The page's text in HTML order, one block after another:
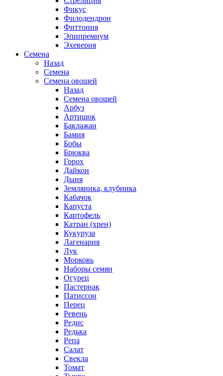
Фикус
Филодендрон
Фиттония
Эпипремнум
Эхеверия
Семена
Назад
Семена
Семена овощей
Назад
Семена овощей
Арбуз
Артишок
Баклажан
Бамия
Бобы
Брюква
Горох
Дайкон
Дыня
Земляника, клубника
Кабачок
Капуста
Картофель
Катран (хрен)
Кукуруза
Лагенария
Лук
Морковь
Наборы семян
Огурец
Пастернак
Патиссон
Перец
Ревень
Редис
Редька
Репа
Салат
Свекла
Томат